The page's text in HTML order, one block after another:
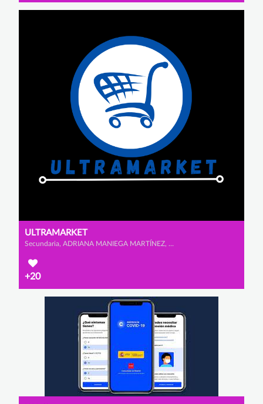
ULTRAMARKET
Secundaria, ADRIANA MANIEGA MARTÍNEZ, CARLOTA MORENO PRADO y IRENE MUÑOZ ROMERO
+20